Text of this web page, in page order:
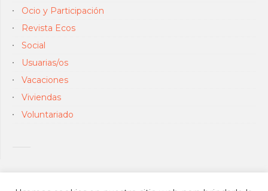
Ocio y Participación
Revista Ecos
Social
Usuarias/os
Vacaciones
Viviendas
Voluntariado